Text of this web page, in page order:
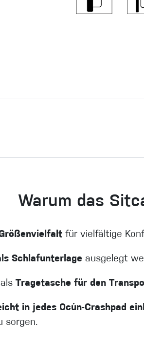
Warum das
für vielfältige
Schlafunterlage ausgelegt
Tragetasche für den
in jedes Ocún-Crashpad
sorgen.